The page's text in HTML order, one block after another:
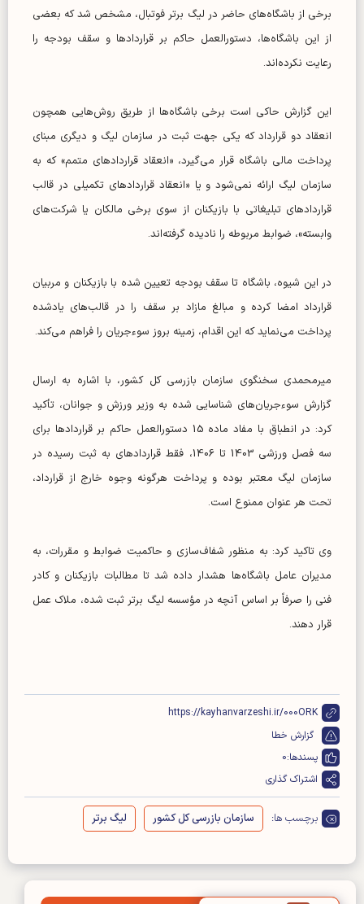
برخی از باشگاه‌های حاضر در لیگ برتر فوتبال، مشخص شد که بعضی
از این باشگاه‌ها، دستورالعمل حاکم بر قرارداد‌ها و سقف بودجه را
رعایت نکرده‌اند.
این گزارش حاکی است برخی باشگاه‌ها از طریق روش‌هایی همچون
انعقاد دو قرارداد که یکی جهت ثبت در سازمان لیگ و دیگری مبنای
پرداخت مالی باشگاه قرار می‌گیرد، «انعقاد قرارداد‌های متمم» که به
سازمان لیگ ارائه نمی‌شود و یا «انعقاد قرارداد‌های تکمیلی در قالب
قرارداد‌های تبلیغاتی با بازیکنان از سوی برخی مالکان یا شرکت‌های
وابسته»، ضوابط مربوطه را نادیده گرفته‌اند.
در این شیوه، باشگاه تا سقف بودجه تعیین شده با بازیکنان و مربیان
قرارداد امضا کرده و مبالغ مازاد بر سقف را در قالب‌های یادشده
پرداخت می‌نماید که این اقدام، زمینه بروز سوءجریان را فراهم می‌کند.
میرمحمدی سخنگوی سازمان بازرسی کل کشور، با اشاره به ارسال
گزارش سوءجریان‌های شناسایی شده به وزیر ورزش و جوانان، تأکید
کرد: در انطباق با مفاد ماده 15 دستورالعمل حاکم بر قرارداد‌ها برای
سه فصل ورزشی 1403 تا 1406، فقط قرارداد‌های به ثبت رسیده در
سازمان لیگ معتبر بوده و پرداخت هرگونه وجوه خارج از قرارداد،
تحت هر عنوان ممنوع است.
وی تاکید کرد: به منظور شفاف‌سازی و حاکمیت ضوابط و مقررات، به
مدیران عامل باشگاه‌ها هشدار داده شد تا مطالبات بازیکنان و کادر
فنی را صرفاً بر اساس آنچه در مؤسسه لیگ برتر ثبت شده، ملاک عمل
قرار دهند.
https://kayhanvarzeshi.ir/000ORK
گزارش خطا
پسندها:0
اشتراک گذاری
برچسب ها: سازمان بازرسی کل کشور لیگ برتر